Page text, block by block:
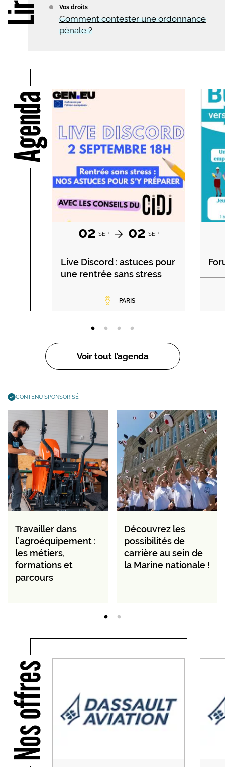
Vos droits
Comment contester une ordonnance
pénale ?
Agenda
02 SEP 02 SEP
Live Discord : astuces pour
une rentrée sans stress
PARIS
Voir tout l’agenda
CONTENU SPONSORISÉ
Travailler dans
l’agroéquipement :
les métiers,
formations et
parcours
Découvrez les
possibilités de
carrière au sein de
la Marine nationale !
Nos offres